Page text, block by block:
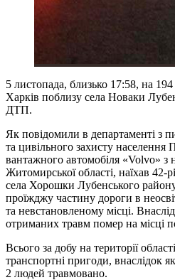
5 листопада, близько 17:58, на
Харків поблизу села Новаки
ДТП.
Як повідомили в департаменті з
та цивільного захисту населення
вантажного автомобіля «Volvo»
Житомирської області, наїхав
села Хорошки Лубенського
проїжджу частину дороги в
та невстановленому місці.
отриманих травм помер на місці
Всього за добу на території
транспортні пригоди, внаслідок
2 людей травмовано.